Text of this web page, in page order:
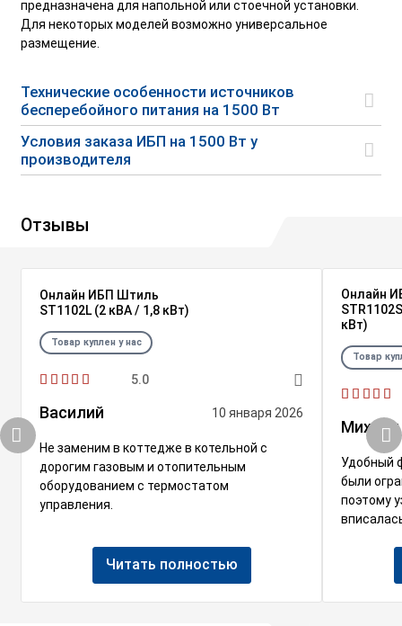
предназначена для напольной или стоечной установки.
Для некоторых моделей возможно универсальное
размещение.
Технические особенности источников
бесперебойного питания на 1500 Вт
Условия заказа ИБП на 1500 Вт у
производителя
Отзывы
Онлайн ИБП Штиль
ST1102L (2 кВА / 1,8 кВт)
Товар куплен у нас
5.0
Василий 10 января 2026
Не заменим в коттедже в котельной с
дорогим газовым и отопительным
оборудованием с термостатом
управления.
Читать полностью
Онлайн
кВт)
Товар
Михаил
Удобный
были
поэтому